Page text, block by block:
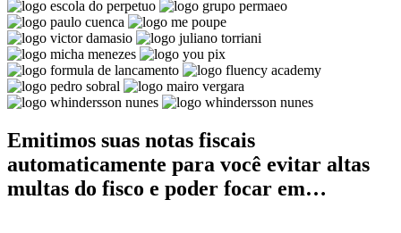
Emitimos suas notas fiscais
automaticamente para você evitar altas
multas do fisco e poder focar em…